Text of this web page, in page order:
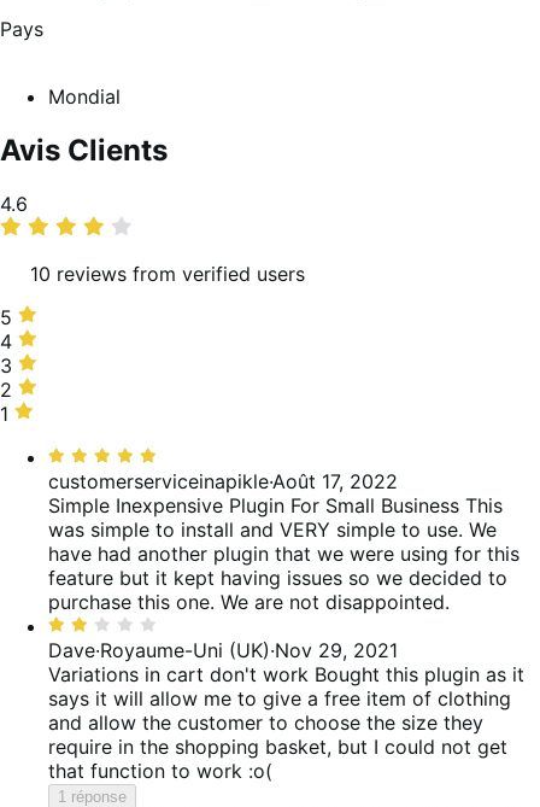
Pays
Mondial
Avis Clients
Moyenne
des
4.6
10 reviews from verified users
5 étoiles,
80 %
des
avis
5
4 étoiles,
10 %
des
avis
4
3 étoiles,
0 %
des
3
2 étoiles,
10 %
avis
2
1 étoile,
des
1
Noté
5
sur
5
customerserviceinapikle·Août 17, 2022
Simple Inexpensive Plugin For Small Business This
was simple to install and VERY simple to use. We
have had another plugin that we were using for this
feature but it kept having issues so we decided to
purchase this one. We are not disappointed.
Noté
2
sur
5
Dave·Royaume-Uni (UK)·Nov 29, 2021
Variations in cart don't work Bought this plugin as it
says it will allow me to give a free item of clothing
and allow the customer to choose the size they
require in the shopping basket, but I could not get
that function to work :o(
1 réponse